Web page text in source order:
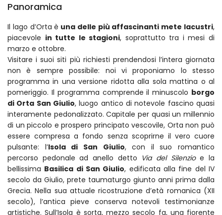
Panoramica
Il lago d’Orta è una delle più affascinanti mete lacustri,
piacevole in tutte le stagioni, soprattutto tra i mesi di
marzo e ottobre.
Visitare i suoi siti più richiesti prendendosi l’intera giornata
non è sempre possibile: noi vi proponiamo lo stesso
programma in una versione ridotta alla sola mattina o al
pomeriggio. Il programma comprende il minuscolo borgo
di Orta San Giulio, luogo antico di notevole fascino quasi
interamente pedonalizzato. Capitale per quasi un millennio
di un piccolo e prospero principato vescovile, Orta non può
essere compresa a fondo senza scoprirne il vero cuore
pulsante: l’Isola di San Giulio, con il suo romantico
percorso pedonale ad anello detto Via del Silenzioe la
bellissima Basilica di San Giulio, edificata alla fine del IV
secolo da Giulio, prete taumaturgo giunto anni prima dalla
Grecia. Nella sua attuale ricostruzione d’età romanica (XII
secolo), l’antica pieve conserva notevoli testimonianze
artistiche. Sull’Isola è sorta, mezzo secolo fa, una fiorente